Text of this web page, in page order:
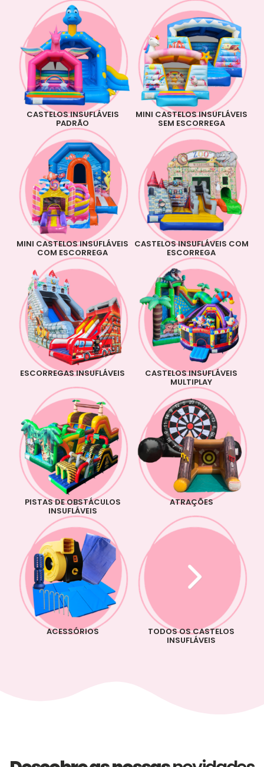
CASTELOS INSUFLÁVEIS
PADRÃO
MINI CASTELOS INSUFLÁVEIS
SEM ESCORREGA
MINI CASTELOS INSUFLÁVEIS
COM ESCORREGA
CASTELOS INSUFLÁVEIS COM
ESCORREGA
ESCORREGAS INSUFLÁVEIS CASTELOS INSUFLÁVEIS
MULTIPLAY
PISTAS DE OBSTÁCULOS
INSUFLÁVEIS
ATRAÇÕES
ACESSÓRIOS TODOS OS CASTELOS
INSUFLÁVEIS